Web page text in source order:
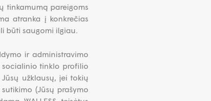
tinkamumą pareigoms
atranka į konkrečias
būti saugomi ilgiau.
ir administravimo
socialinio tinklo profilio
užklausų, jei tokių
(Jūsų prašymo